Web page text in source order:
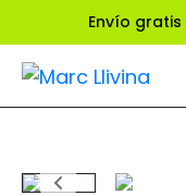
Envío gratis